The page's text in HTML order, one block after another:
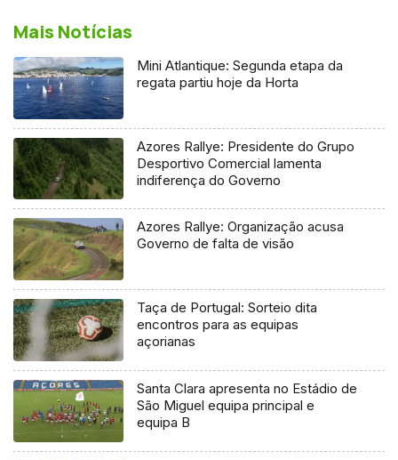
Mais Notícias
Mini Atlantique: Segunda etapa da
regata partiu hoje da Horta
Azores Rallye: Presidente do Grupo
Desportivo Comercial lamenta
indiferença do Governo
Azores Rallye: Organização acusa
Governo de falta de visão
Taça de Portugal: Sorteio dita
encontros para as equipas
açorianas
Santa Clara apresenta no Estádio de
São Miguel equipa principal e
equipa B